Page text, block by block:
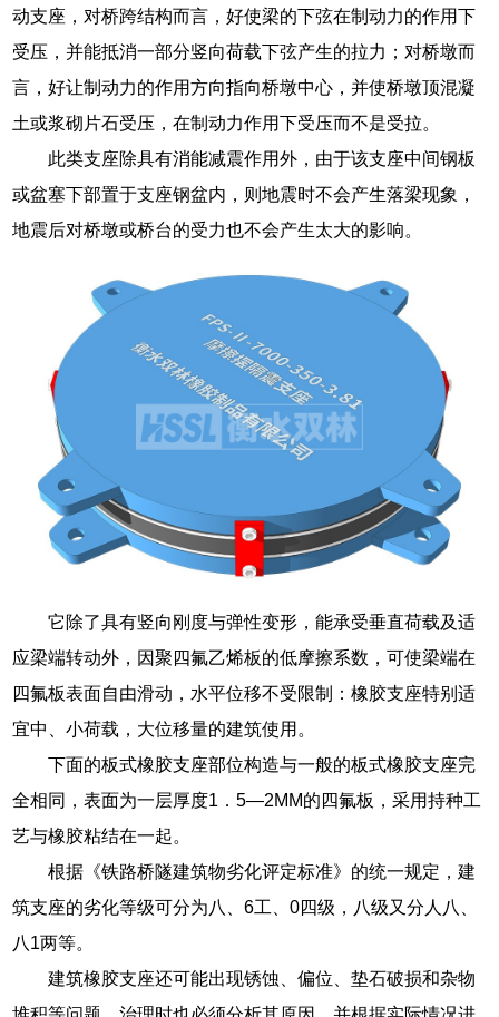
动支座，对桥跨结构而言，好使梁的下弦在制动力的作用下
受压，并能抵消一部分竖向荷载下弦产生的拉力；对桥墩而
言，好让制动力的作用方向指向桥墩中心，并使桥墩顶混凝
土或浆砌片石受压，在制动力作用下受压而不是受拉。
此类支座除具有消能减震作用外，由于该支座中间钢板
或盆塞下部置于支座钢盆内，则地震时不会产生落梁现象，
地震后对桥墩或桥台的受力也不会产生太大的影响。
它除了具有竖向刚度与弹性变形，能承受垂直荷载及适
应梁端转动外，因聚四氟乙烯板的低摩擦系数，可使梁端在
四氟板表面自由滑动，水平位移不受限制：橡胶支座特别适
宜中、小荷载，大位移量的建筑使用。
下面的板式橡胶支座部位构造与一般的板式橡胶支座完
全相同，表面为一层厚度1．5—2MM的四氟板，采用持种工
艺与橡胶粘结在一起。
根据《铁路桥隧建筑物劣化评定标准》的统一规定，建
筑支座的劣化等级可分为八、6工、0四级，八级又分人八、
八1两等。
建筑橡胶支座还可能出现锈蚀、偏位、垫石破损和杂物